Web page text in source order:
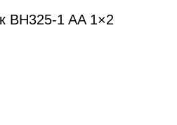
BH325-1 AA 1×2